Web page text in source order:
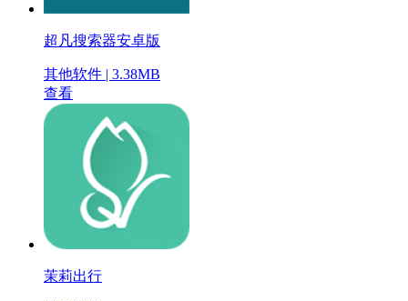
超凡搜索器安卓版
其他软件 | 3.38MB
查看
茉莉出行